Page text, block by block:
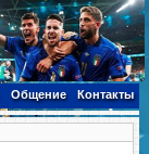
Общение Контакты